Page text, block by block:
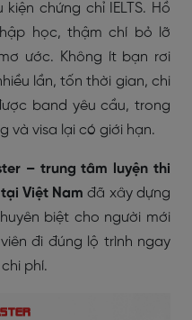
chứng chỉ IELTS. Hồ
học, thậm chí bỏ lỡ
ước. Không ít bạn rơi
lần, tốn thời gian, chi
band yêu cầu, trong
và visa lại có giới hạn.
– trung tâm luyện thi
tại Việt Nam đã xây dựng
biệt cho người mới
đi đúng lộ trình ngay
phí.